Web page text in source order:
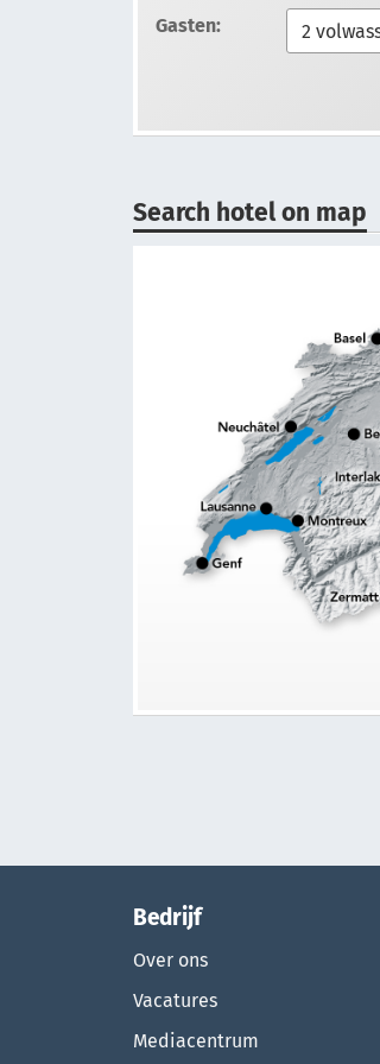
Gasten:
Search hotel on map
Bedrijf
Over ons
Vacatures
Mediacentrum